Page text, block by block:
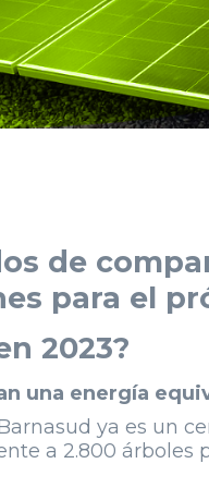
de
para el
2023?
una energía
ya es un
a 2.800